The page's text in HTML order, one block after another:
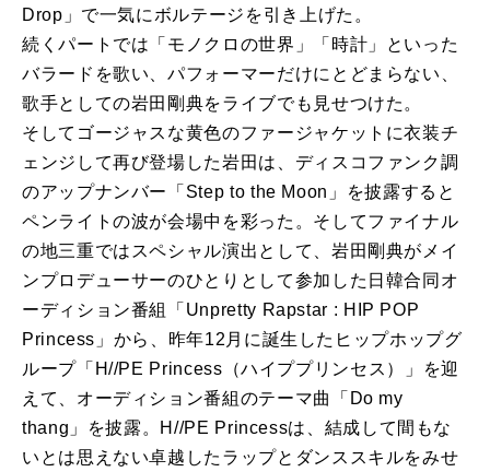
Drop」で一気にボルテージを引き上げた。
続くパートでは「モノクロの世界」「時計」といった
バラードを歌い、パフォーマーだけにとどまらない、
歌手としての岩田剛典をライブでも見せつけた。
そしてゴージャスな黄色のファージャケットに衣装チ
ェンジして再び登場した岩田は、ディスコファンク調
のアップナンバー「Step to the Moon」を披露すると
ペンライトの波が会場中を彩った。そしてファイナル
の地三重ではスペシャル演出として、岩田剛典がメイ
ンプロデューサーのひとりとして参加した日韓合同オ
ーディション番組「Unpretty Rapstar : HIP POP
Princess」から、昨年12月に誕生したヒップホップグ
ループ「H//PE Princess（ハイププリンセス）」を迎
えて、オーディション番組のテーマ曲「Do my
thang」を披露。H//PE Princessは、結成して間もな
いとは思えない卓越したラップとダンススキルをみせ